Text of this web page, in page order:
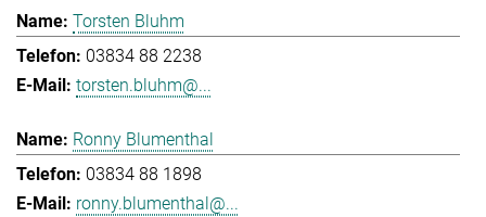
Torsten Bluhm
03834 88 2238
torsten.bluhm@...
Ronny Blumenthal
03834 88 1898
ronny.blumenthal@...